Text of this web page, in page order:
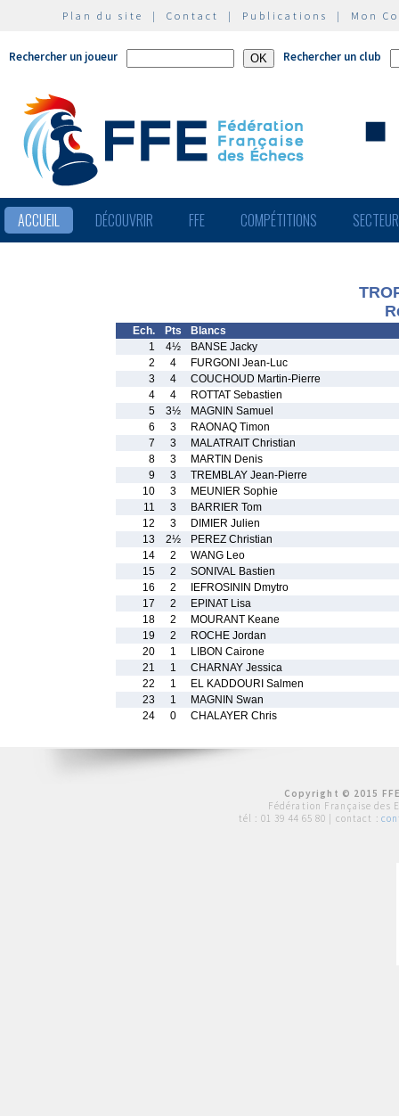
Plan du site | Contact | Publications | Mon
Rechercher un joueur Rechercher un club
ACCUEIL DÉCOUVRIR FFE COMPÉTITIONS
Ech. Pts
Blancs
1
4½
BANSE Jacky
2
4
FURGONI Jean-Luc
3
4
COUCHOUD Martin-Pierre
4
4
ROTTAT Sebastien
5
3½
MAGNIN Samuel
6
3
RAONAQ Timon
7
3
MALATRAIT Christian
8
3
MARTIN Denis
9
3
TREMBLAY Jean-Pierre
10
3
MEUNIER Sophie
11
3
BARRIER Tom
12
3
DIMIER Julien
13
2½
PEREZ Christian
14
2
WANG Leo
15
2
SONIVAL Bastien
16
2
IEFROSININ Dmytro
17
2
EPINAT Lisa
18
2
MOURANT Keane
19
2
ROCHE Jordan
20
1
LIBON Cairone
21
1
CHARNAY Jessica
22
1
EL KADDOURI Salmen
23
1
MAGNIN Swan
24
0 CHALAYER Chris
Copyright © 2015
Fédération Française des
tél : 01 39 44 65 80 | contact :